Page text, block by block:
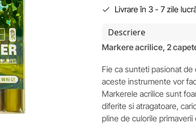
Livrare în 3 - 7 zile
Descriere
Markere acrilice, 2
Fie ca sunteti pasionat
aceste instrumente vor
Markerele acrilice sunt
diferite si atragatoare,
pline de culorile